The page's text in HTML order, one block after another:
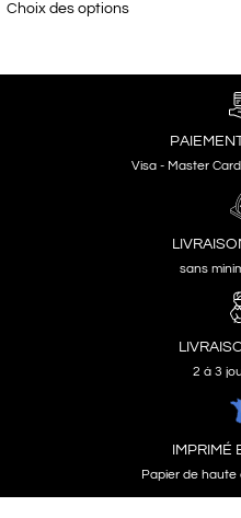
Choix des options
Visa - Master
sans
2 à 3
IMPRIMÉ
Papier de haute